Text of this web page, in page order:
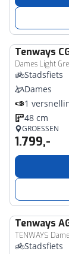
Tenways
Dames Light
Stadsfiets
Dames
1
48 cm
GROESSEN
1.799,-
Tenways
TENWAYS
Stadsfiets